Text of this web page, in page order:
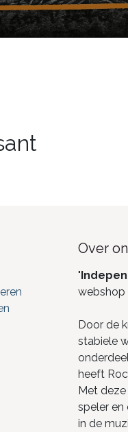
Over
"
webshop
Door de
stabiele
heeft
Met
speler en
in de